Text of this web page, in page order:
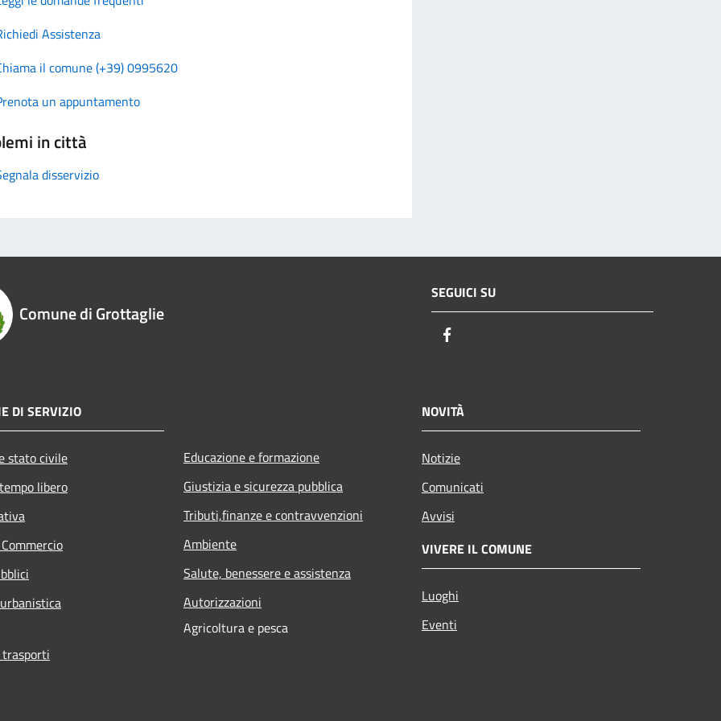
Assistenza
il comune (+39) 0995620
un appuntamento
in città
disservizio
Comune di Grottaglie
SEGUICI SU
DI SERVIZIO
stato civile
libero
Educazione e formazione
Giustizia e sicurezza pubblica
Tributi,finanze e contravvenzioni
Ambiente
Salute, benessere e assistenza
Autorizzazioni
Agricoltura e pesca
NOVITÀ
Notizie
Comunicati
Avvisi
VIVERE IL COMUNE
Luoghi
Eventi